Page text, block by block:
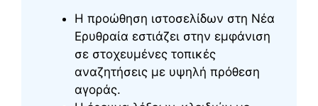
Η προώθηση ιστοσελίδων στη Νέα
Ερυθραία εστιάζει στην εμφάνιση
σε στοχευμένες τοπικές
αναζητήσεις με υψηλή πρόθεση
αγοράς.